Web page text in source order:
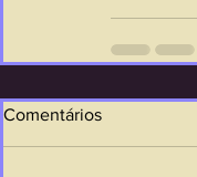
Comentários